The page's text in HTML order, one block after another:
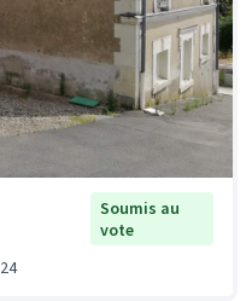
Soumis au
vote
24